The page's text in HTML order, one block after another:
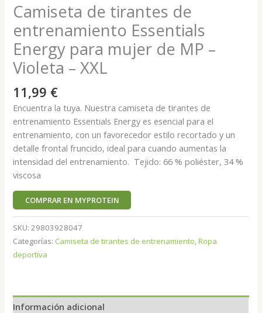
Camiseta de tirantes de
entrenamiento Essentials
Energy para mujer de MP –
Violeta – XXL
11,99 €
Encuentra la tuya. Nuestra camiseta de tirantes de
entrenamiento Essentials Energy es esencial para el
entrenamiento, con un favorecedor estilo recortado y un
detalle frontal fruncido, ideal para cuando aumentas la
intensidad del entrenamiento. Tejido: 66 % poliéster, 34 %
viscosa
COMPRAR EN MYPROTEIN
SKU:29803928047
Categorías: Camiseta de tirantes de entrenamiento,Ropa
deportiva
Información adicional